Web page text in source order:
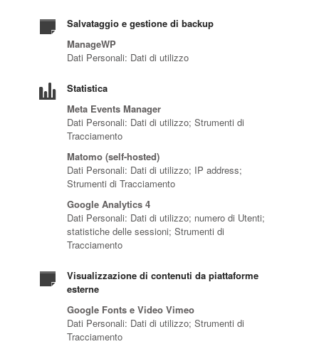
Salvataggio e gestione di backup
ManageWP
Dati Personali: Dati di utilizzo
Statistica
Meta Events Manager
Dati Personali: Dati di utilizzo; Strumenti di
Tracciamento
Matomo (self-hosted)
Dati Personali: Dati di utilizzo; IP address;
Strumenti di Tracciamento
Google Analytics 4
Dati Personali: Dati di utilizzo; numero di Utenti;
statistiche delle sessioni; Strumenti di
Tracciamento
Visualizzazione di contenuti da piattaforme
esterne
Google Fonts e Video Vimeo
Dati Personali: Dati di utilizzo; Strumenti di
Tracciamento